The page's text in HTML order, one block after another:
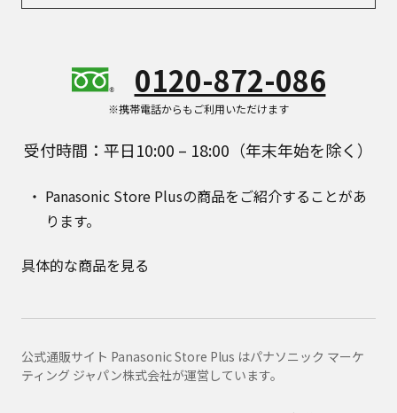
0120-872-086
※携帯電話からもご利用いただけます
受付時間：平日10:00 – 18:00（年末年始を除く）
Panasonic Store Plusの商品をご紹介することがあ
ります。
具体的な商品を見る
公式通販サイト Panasonic Store Plus はパナソニック マーケ
ティング ジャパン株式会社が運営しています。